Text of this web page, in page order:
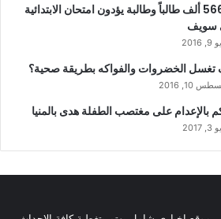
56673 ألف طالباً وطالبة يؤدون امتحان الابتدائية
سويف
الخضروات والفواكه بطريقة صحية؟
10, 2016
بالإعدام على مغتصب الطفلة هدى بالمنيا